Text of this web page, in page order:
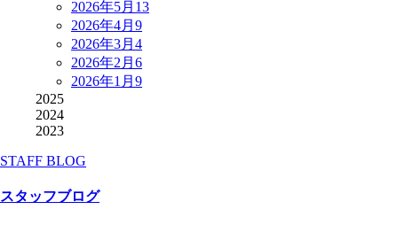
2026年5月 13
2026年4月 9
2026年3月 4
2026年2月 6
2026年1月 9
2025
2024
2023
STAFF BLOG
スタッフブログ